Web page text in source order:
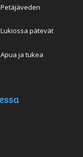
pätevät
ja tukea